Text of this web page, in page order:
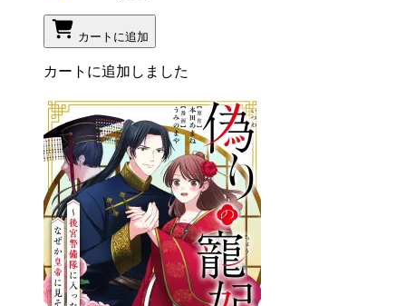
カートに追加
カートに追加しました